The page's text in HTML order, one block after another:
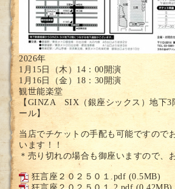
2026年
1月15日（木）14：00開演
1月16日（金）18：30開演
観世能楽堂
【GINZA SIX（銀座シックス）地下
ール】
当店でチケットの手配も可能ですので
います！！
＊売り切れの場合も御座いますので、
狂言座２０２５０１.pdf (0.5MB)